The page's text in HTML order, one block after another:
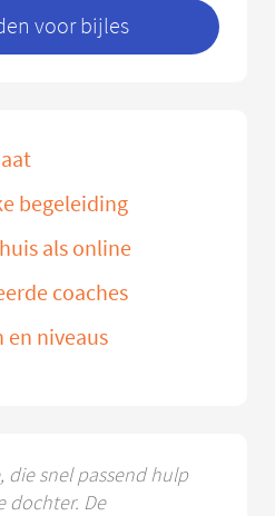
voor bijles
begeleiding
als online
coaches
en niveaus
die snel passend hulp
dochter. De